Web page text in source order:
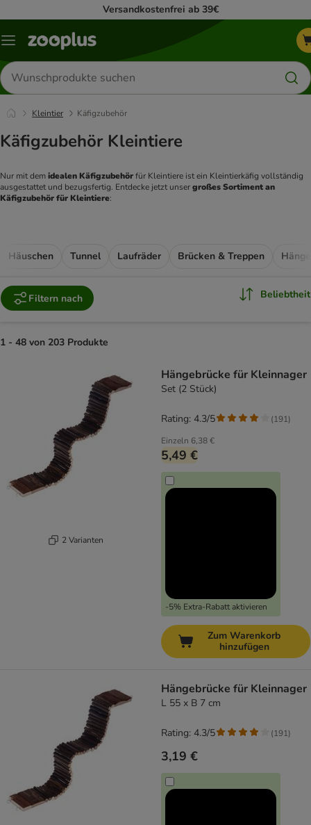
Versandkostenfrei ab 39€
Menü
Produkte
suchen
Kleintier Käfigzubehör
Käfigzubehör Kleintiere
Nur mit dem idealen Käfigzubehör für Kleintiere ist ein Kleintierkäfig vollständig
ausgestattet und bezugsfertig. Entdecke jetzt unser großes Sortiment an
Käfigzubehör für Kleintiere:
Häuschen Tunnel Laufräder Brücken & Treppen
Filtern nach Beliebtheit
1 - 48 von 203 Produkte
2 Varianten
Hängebrücke für Kleinnager
Set (2 Stück)
Einzeln 6,38 €
5,49 €
-5% Extra-Rabatt aktivieren
Rating: 4.3/5 (191)
Zum Warenkorb
hinzufügen
Hängebrücke für Kleinnager
L 55 x B 7 cm
3,19 €
Rating: 4.3/5 (191)